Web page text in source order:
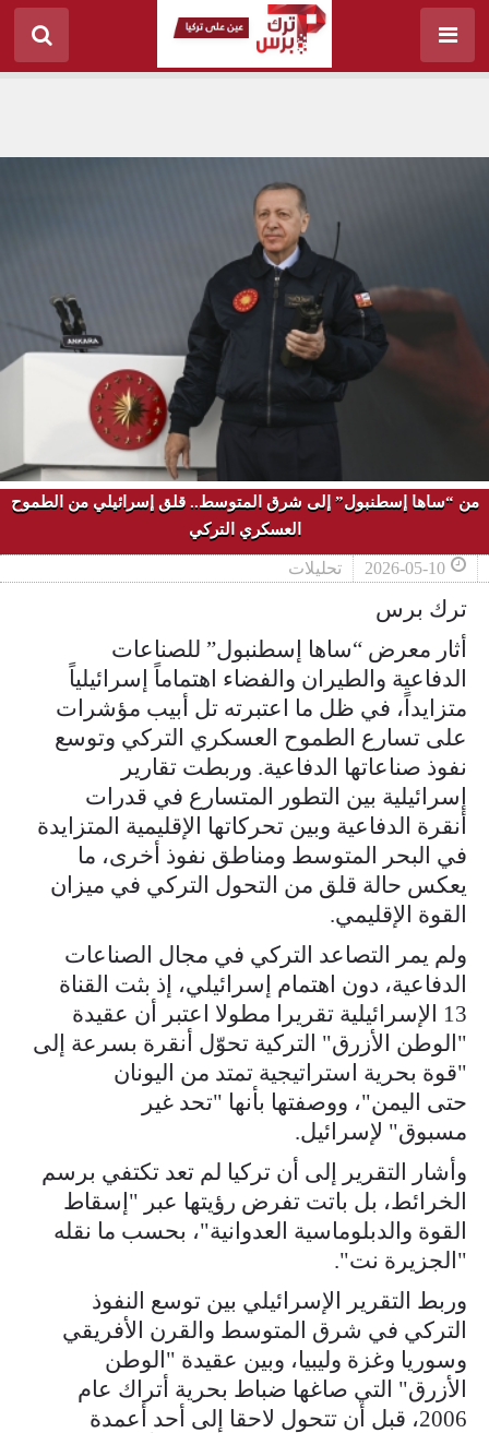
من “ساها إسطنبول” إلى شرق المتوسط.. قلق إسرائيلي من الطموح
العسكري التركي
2026-05-10 تحليلات
ترك برس
أثار معرض “ساها إسطنبول” للصناعات
الدفاعية والطيران والفضاء اهتماماً إسرائيلياً
متزايداً، في ظل ما اعتبرته تل أبيب مؤشرات
على تسارع الطموح العسكري التركي وتوسع
نفوذ صناعاتها الدفاعية. وربطت تقارير
إسرائيلية بين التطور المتسارع في قدرات
أنقرة الدفاعية وبين تحركاتها الإقليمية المتزايدة
في البحر المتوسط ومناطق نفوذ أخرى، ما
يعكس حالة قلق من التحول التركي في ميزان
القوة الإقليمي.
ولم يمر التصاعد التركي في مجال الصناعات
الدفاعية، دون اهتمام إسرائيلي، إذ بثت القناة
13 الإسرائيلية تقريرا مطولا اعتبر أن عقيدة
"الوطن الأزرق" التركية تحوّل أنقرة بسرعة إلى
"قوة بحرية استراتيجية تمتد من اليونان
حتى اليمن"، ووصفتها بأنها "تحد غير
مسبوق" لإسرائيل.
وأشار التقرير إلى أن تركيا لم تعد تكتفي برسم
الخرائط، بل باتت تفرض رؤيتها عبر "إسقاط
القوة والدبلوماسية العدوانية"، بحسب ما نقله
"الجزيرة نت".
وربط التقرير الإسرائيلي بين توسع النفوذ
التركي في شرق المتوسط والقرن الأفريقي
وسوريا وغزة وليبيا، وبين عقيدة "الوطن
الأزرق" التي صاغها ضباط بحرية أتراك عام
2006، قبل أن تتحول لاحقا إلى أحد أعمدة